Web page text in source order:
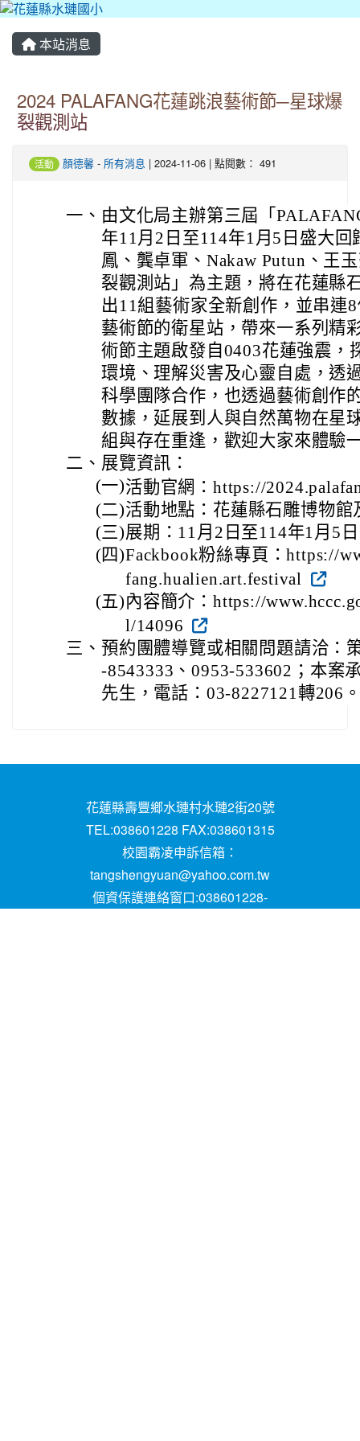
本站消息
2024 PALAFANG花蓮跳浪藝術節─星球爆
裂觀測站
活動 顏德馨 - 所有消息 | 2024-11-06 | 點閱數： 491
一、 由文化局主辦第三屆「
年11月2日至114年1月5日盛大
鳳、龔卓軍、Nakaw Putun、王
裂觀測站」為主題，將在花蓮縣
出11組藝術家全新創作，並串連
藝術節的衛星站，帶來一系列精
術節主題啟發自0403花蓮強震，
環境、理解災害及心靈自處，透
科學團隊合作，也透過藝術創作
數據，延展到人與自然萬物在星
組與存在重逢，歡迎大家來體驗
二、 展覽資訊：
(一)活動官網：https://
(二)活動地點：花蓮縣石雕博物館
(三)展期：11月2日至114年1月5
(四)Fackbook粉絲專頁：https://
fang.hualien.art.festival
(五)內容簡介：https://
l/14096
三、 預約團體導覽或相關問題請洽：
-8543333、0953-533602；本案
先生，電話：03-8227121轉206
花蓮縣壽豐鄉水璉村水璉2街20號
TEL:038601228 FAX:038601315
校園霸凌申訴信箱：
tangshengyuan@yahoo.com.tw
個資保護連絡窗口:038601228-